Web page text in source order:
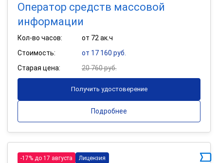
Оператор средств массовой
информации
Кол-во часов:
от 72 ак.ч
Стоимость:
от 17 160 руб.
Старая цена:
20 760 руб.
Получить удостоверение
Подробнее
-17% до 17 августа Лицензия